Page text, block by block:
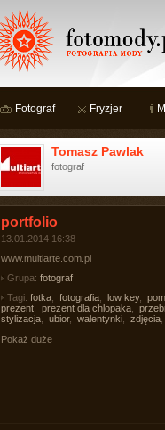
Fotograf Fryzjer
Tomasz Pawlak
fotograf
portfolio
13.01.2014 16:38
www.multiarte.com.pl
Grupa: fotograf
Tagi: fotka fotografia low key,
prezent
prezent dla chlopaka
stylizacja
ubior, walentynki zdjęcia
Pokaż duże